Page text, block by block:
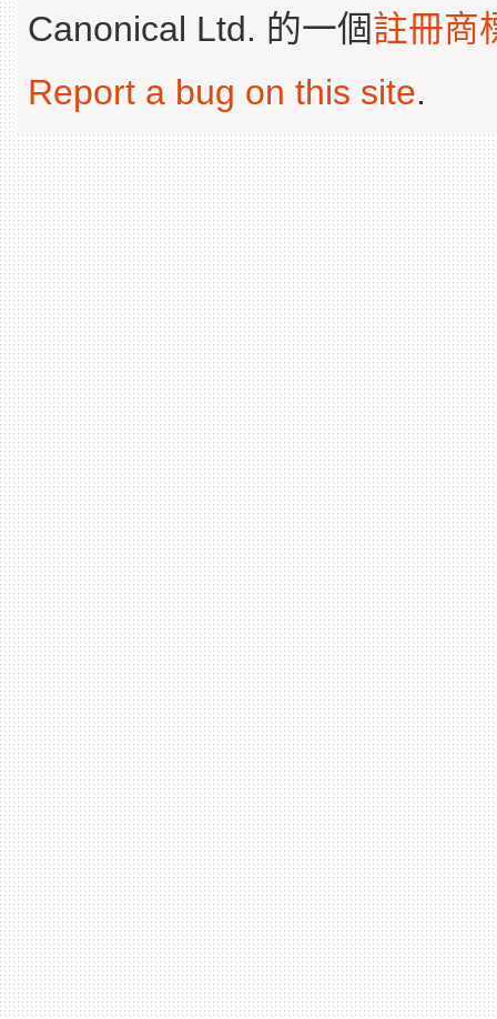
Canonical Ltd. 的一個註冊商
Report a bug on this site.